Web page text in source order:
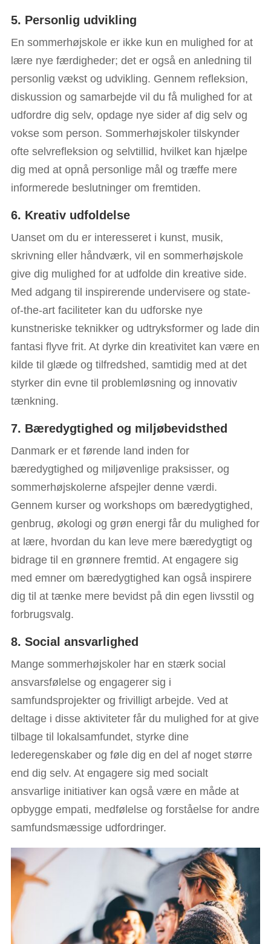
5. Personlig udvikling
En sommerhøjskole er ikke kun en mulighed for at
lære nye færdigheder; det er også en anledning til
personlig vækst og udvikling. Gennem refleksion,
diskussion og samarbejde vil du få mulighed for at
udfordre dig selv, opdage nye sider af dig selv og
vokse som person. Sommerhøjskoler tilskynder
ofte selvrefleksion og selvtillid, hvilket kan hjælpe
dig med at opnå personlige mål og træffe mere
informerede beslutninger om fremtiden.
6. Kreativ udfoldelse
Uanset om du er interesseret i kunst, musik,
skrivning eller håndværk, vil en sommerhøjskole
give dig mulighed for at udfolde din kreative side.
Med adgang til inspirerende undervisere og state-
of-the-art faciliteter kan du udforske nye
kunstneriske teknikker og udtryksformer og lade din
fantasi flyve frit. At dyrke din kreativitet kan være en
kilde til glæde og tilfredshed, samtidig med at det
styrker din evne til problemløsning og innovativ
tænkning.
7. Bæredygtighed og miljøbevidsthed
Danmark er et førende land inden for
bæredygtighed og miljøvenlige praksisser, og
sommerhøjskolerne afspejler denne værdi.
Gennem kurser og workshops om bæredygtighed,
genbrug, økologi og grøn energi får du mulighed for
at lære, hvordan du kan leve mere bæredygtigt og
bidrage til en grønnere fremtid. At engagere sig
med emner om bæredygtighed kan også inspirere
dig til at tænke mere bevidst på din egen livsstil og
forbrugsvalg.
8. Social ansvarlighed
Mange sommerhøjskoler har en stærk social
ansvarsfølelse og engagerer sig i
samfundsprojekter og frivilligt arbejde. Ved at
deltage i disse aktiviteter får du mulighed for at give
tilbage til lokalsamfundet, styrke dine
lederegenskaber og føle dig en del af noget større
end dig selv. At engagere sig med socialt
ansvarlige initiativer kan også være en måde at
opbygge empati, medfølelse og forståelse for andre
samfundsmæssige udfordringer.